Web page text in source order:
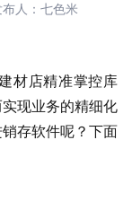
人：七色米
材店精准掌控库
现业务的精细化
存软件呢？下面